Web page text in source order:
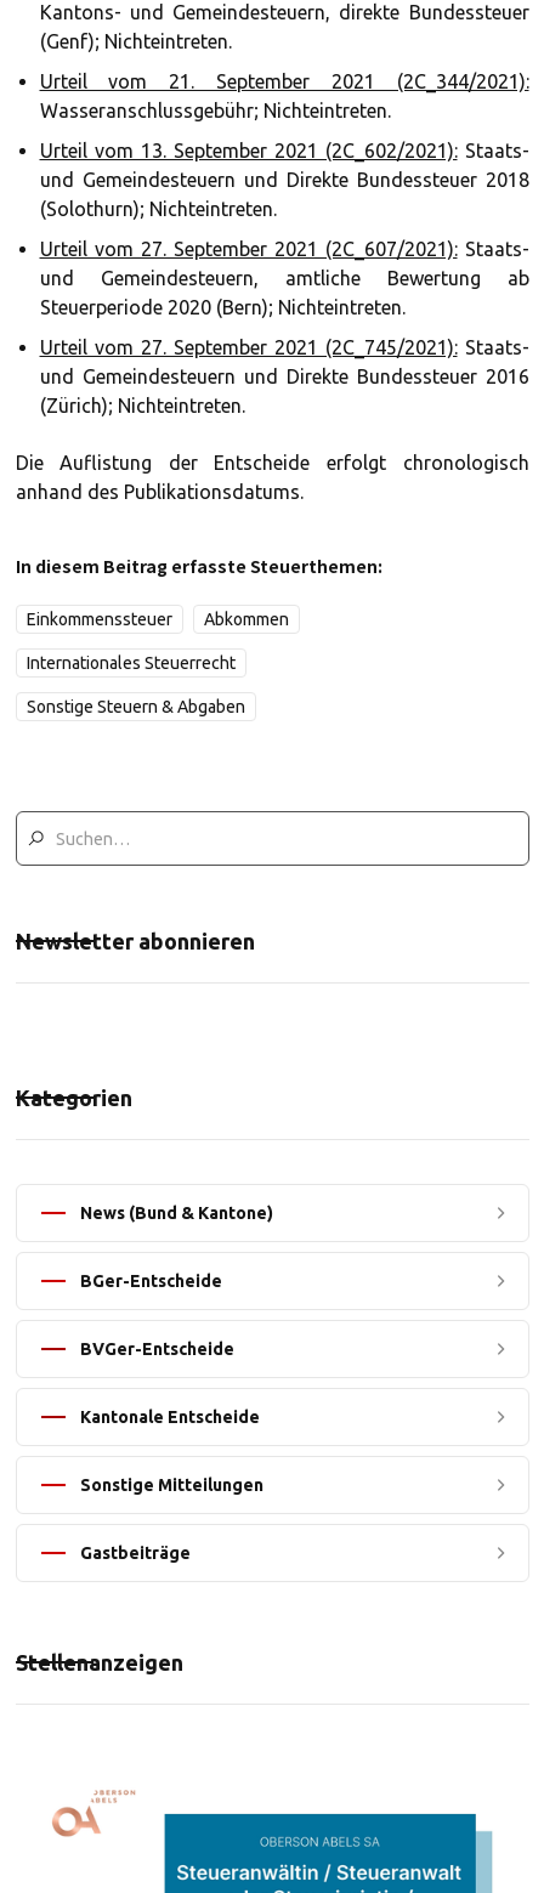
Kantons- und Gemeindesteuern, direkte Bundessteuer
(Genf); Nichteintreten.
Urteil vom 21. September 2021 (2C_344/2021):
Wasseranschlussgebühr; Nichteintreten.
Urteil vom 13. September 2021 (2C_602/2021):Staats-
und Gemeindesteuern und Direkte Bundessteuer 2018
(Solothurn); Nichteintreten.
Urteil vom 27. September 2021 (2C_607/2021):Staats-
und Gemeindesteuern, amtliche Bewertung ab
Steuerperiode 2020 (Bern); Nichteintreten.
Urteil vom 27. September 2021 (2C_745/2021):Staats-
und Gemeindesteuern und Direkte Bundessteuer 2016
(Zürich); Nichteintreten.
Die Auflistung der Entscheide erfolgt chronologisch
anhand des Publikationsdatums.
In diesem Beitrag erfasste Steuerthemen:
Einkommenssteuer Abkommen
Internationales Steuerrecht
Sonstige Steuern & Abgaben
Newsletter abonnieren
Kategorien
News (Bund & Kantone)
BGer-Entscheide
BVGer-Entscheide
Kantonale Entscheide
Sonstige Mitteilungen
Gastbeiträge
Stellenanzeigen